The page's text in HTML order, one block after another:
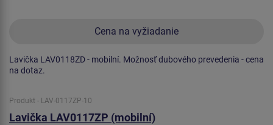
Cena na vyžiadanie
Lavička LAV0118ZD - mobilní. Možnosť dubového prevedenia - cena
na dotaz.
Produkt - LAV-0117ZP-10
Lavička LAV0117ZP (mobilní)